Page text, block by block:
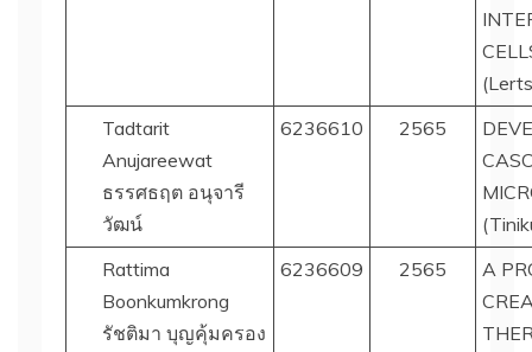
Tadtarit
Anujareewat
ธรรศธฤต อนุจารี
วัฒน์
6236610 2565
Rattima
Boonkumkrong
รัชติมา บุญคุ้มครอง
6236609 2565
A